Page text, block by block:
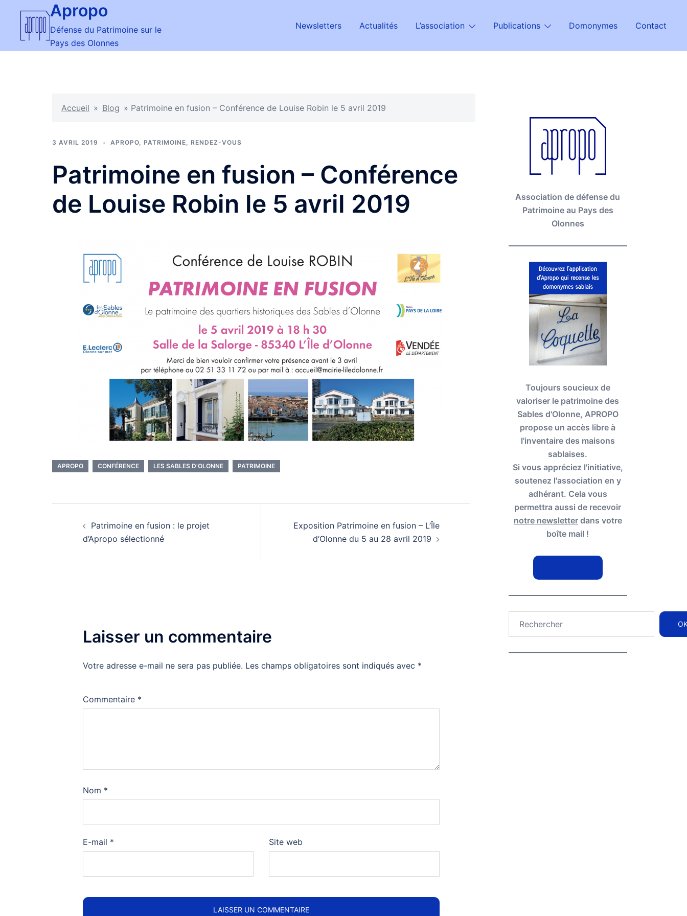
contenu
Apropo
Défense du Patrimoine sur le
Pays des Olonnes
Newsletters Actualités L’association Publications Domonymes Contact
Accueil » Blog » Patrimoine en fusion – Conférence de Louise Robin le 5 avril 2019
3 AVRIL 2019 APROPO, PATRIMOINE, RENDEZ-VOUS
Patrimoine en fusion – Conférence
de Louise Robin le 5 avril 2019
APROPO CONFÉRENCE LES SABLES D'OLONNE PATRIMOINE
d’article
Patrimoine en fusion : le projet
d’Apropo sélectionné
Exposition Patrimoine en fusion – L’Île
d’Olonne du 5 au 28 avril 2019
Laisser un commentaire
Votre adresse e-mail ne sera pas publiée. Les champs obligatoires sont indiqués avec *
Commentaire *
Nom *
E-mail * Site web
Association de défense du
Patrimoine au Pays des
Olonnes
Toujours soucieux de
valoriser le patrimoine des
Sables d'Olonne, APROPO
propose un accès libre à
l'inventaire des maisons
sablaises.
Si vous appréciez l'initiative,
soutenez l'association en y
adhérant. Cela vous
permettra aussi de recevoir
notre newsletterdans votre
boîte mail !